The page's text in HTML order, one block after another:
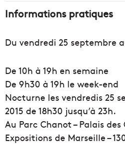
Informations pratiques
Du vendredi 25 septembre
De 10h à 19h en semaine
De 9h30 à 19h le week-end
Nocturne les vendredis 25
2015 de 18h30 jusqu’à 23h.
Au Parc Chanot – Palais
Expositions de Marseille –